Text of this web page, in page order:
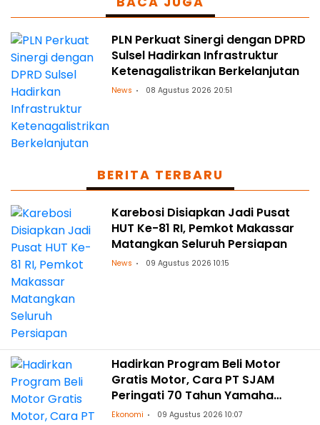
PLN Perkuat Sinergi dengan DPRD
Sulsel Hadirkan Infrastruktur
Ketenagalistrikan Berkelanjutan
News 08 Agustus 2026 20:51
BERITA TERBARU
Karebosi Disiapkan Jadi Pusat
HUT Ke-81 RI, Pemkot Makassar
Matangkan Seluruh Persiapan
News 09 Agustus 2026 10:15
Hadirkan Program Beli Motor
Gratis Motor, Cara PT SJAM
Peringati 70 Tahun Yamaha
Indonesia dan HUT RI ke-81
Ekonomi 09 Agustus 2026 10:07